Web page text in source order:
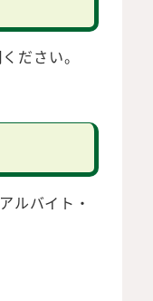
ださい。
ルバイト・